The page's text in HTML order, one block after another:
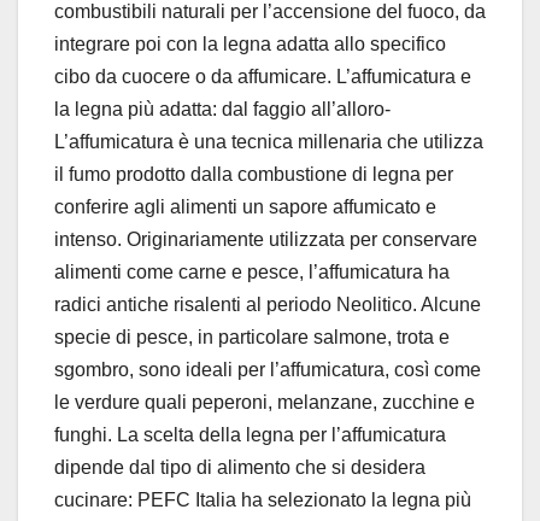
combustibili naturali per l’accensione del fuoco, da
integrare poi con la legna adatta allo specifico
cibo da cuocere o da affumicare. L’affumicatura e
la legna più adatta: dal faggio all’alloro-
L’affumicatura è una tecnica millenaria che utilizza
il fumo prodotto dalla combustione di legna per
conferire agli alimenti un sapore affumicato e
intenso. Originariamente utilizzata per conservare
alimenti come carne e pesce, l’affumicatura ha
radici antiche risalenti al periodo Neolitico. Alcune
specie di pesce, in particolare salmone, trota e
sgombro, sono ideali per l’affumicatura, così come
le verdure quali peperoni, melanzane, zucchine e
funghi. La scelta della legna per l’affumicatura
dipende dal tipo di alimento che si desidera
cucinare: PEFC Italia ha selezionato la legna più